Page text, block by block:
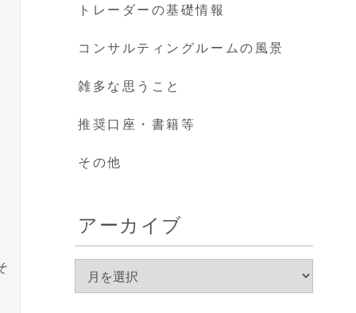
トレーダーの基礎情報
コンサルティングルームの風景
雑多な思うこと
推奨口座・書籍等
その他
アーカイブ